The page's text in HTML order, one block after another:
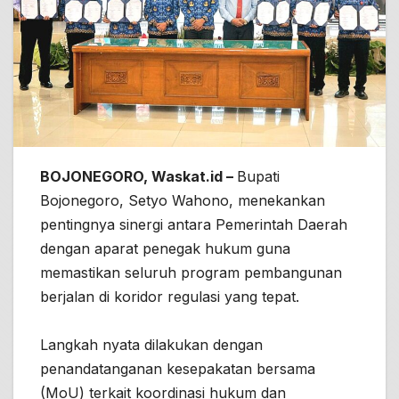
BOJONEGORO, Waskat.id – Bupati
Bojonegoro, Setyo Wahono, menekankan
pentingnya sinergi antara Pemerintah Daerah
dengan aparat penegak hukum guna
memastikan seluruh program pembangunan
berjalan di koridor regulasi yang tepat.
Langkah nyata dilakukan dengan
penandatanganan kesepakatan bersama
(MoU) terkait koordinasi hukum dan